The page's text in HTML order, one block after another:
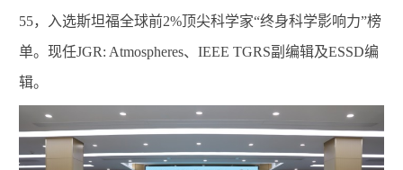
55，入选斯坦福全球前2%顶尖科学家“终身科学影响力”榜
单。现任JGR: Atmospheres、 IEEE TGRS副编辑及ESSD编
辑。